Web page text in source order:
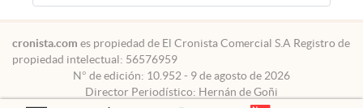
Tel:+54 11 7078-3270
cronista.com es propiedad de El Cronista Comercial S.A Registro de
propiedad intelectual: 56576959
N° de edición: 10.952 - 9 de agosto de 2026
Director Periodístico: Hernán de Goñi